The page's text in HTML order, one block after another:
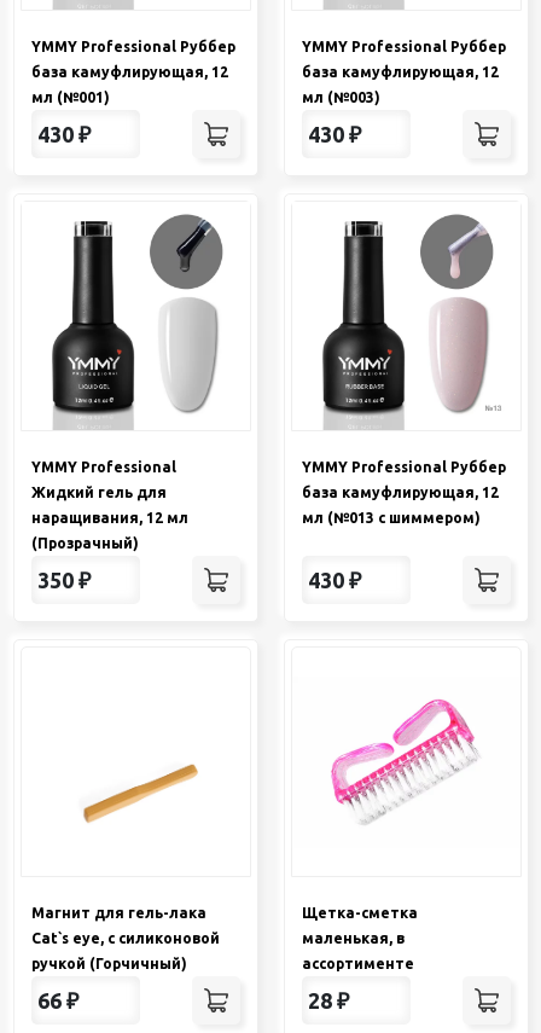
YMMY Professional Руббер
база камуфлирующая, 12
мл (№001)
430 ₽
YMMY Professional Руббер
база камуфлирующая, 12
мл (№003)
430 ₽
YMMY Professional
Жидкий гель для
наращивания, 12 мл
(Прозрачный)
350 ₽
YMMY Professional Руббер
база камуфлирующая, 12
мл (№013 с шиммером)
430 ₽
Магнит для гель-лака
Cat`s eye, с силиконовой
ручкой (Горчичный)
66 ₽
Щетка-сметка
маленькая, в
ассортименте
28 ₽